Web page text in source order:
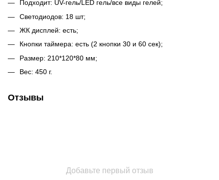
Подходит: UV-гель/LED гель/все виды гелей;
Светодиодов: 18 шт;
ЖК дисплей: есть;
Кнопки таймера: есть (2 кнопки 30 и 60 сек);
Размер: 210*120*80 мм;
Вес: 450 г.
Отзывы
Добавьте первый отзыв